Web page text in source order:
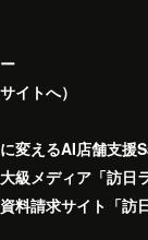
イトへ）
変えるAI店舗支援
級メディア「訪日
料請求サイト「訪